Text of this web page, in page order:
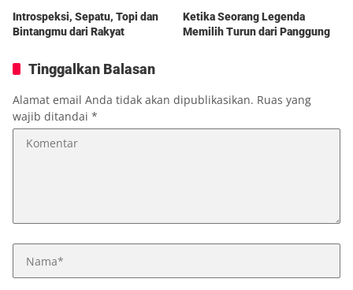
Introspeksi, Sepatu, Topi dan
Bintangmu dari Rakyat
Ketika Seorang Legenda
Memilih Turun dari Panggung
Tinggalkan Balasan
Alamat email Anda tidak akan dipublikasikan. Ruas yang
wajib ditandai *